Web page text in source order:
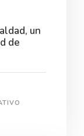
un
de